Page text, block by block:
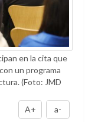
en la cita que
un programa
(Foto: JMD
A+
a-